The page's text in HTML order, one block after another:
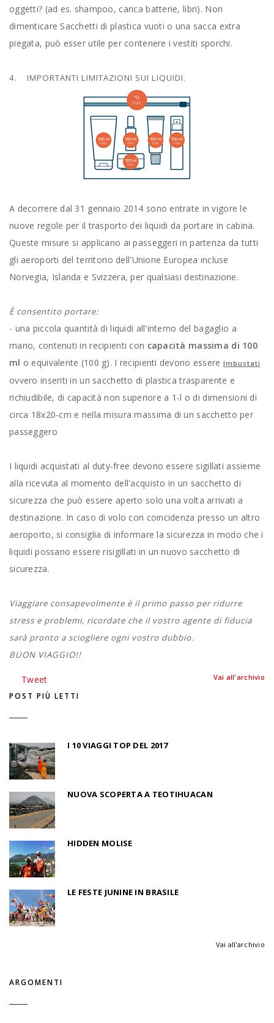
oggetti? (ad es. shampoo, carica batterie, libri). Non
dimenticare Sacchetti di plastica vuoti o una sacca extra
piegata, può esser utile per contenere i vestiti sporchi.
4. IMPORTANTI LIMITAZIONI SUI LIQUIDI.
A decorrere dal 31 gennaio 2014 sono entrate in vigore le
nuove regole per il trasporto dei liquidi da portare in cabina.
Queste misure si applicano ai passeggeri in partenza da tutti
gli aeroporti del territorio dell'Unione Europea incluse
Norvegia, Islanda e Svizzera, per qualsiasi destinazione.
È consentito portare:
- una piccola quantità di liquidi all'interno del bagaglio a
mano, contenuti in recipienti con capacità massima di 100
ml o equivalente (100 g). I recipienti devono essere Imbustati
ovvero inseriti in un sacchetto di plastica trasparente e
richiudibile, di capacità non superiore a 1-l o di dimensioni di
circa 18x20-cm e nella misura massima di un sacchetto per
passeggero
I liquidi acquistati al duty-free devono essere sigillati assieme
alla ricevuta al momento dell'acquisto in un sacchetto di
sicurezza che può essere aperto solo una volta arrivati a
destinazione. In caso di volo con coincidenza presso un altro
aeroporto, si consiglia di informare la sicurezza in modo che i
liquidi possano essere risigillati in un nuovo sacchetto di
sicurezza.
Viaggiare consapevolmente è il primo passo per ridurre
stress e problemi, ricordate che il vostro agente di fiducia
sarà pronto a sciogliere ogni vostro dubbio.
BUON VIAGGIO!!
Vai all'archivio
Tweet
POST PIÙ LETTI
I 10 VIAGGI TOP DEL 2017
NUOVA SCOPERTA A TEOTIHUACAN
HIDDEN MOLISE
LE FESTE JUNINE IN BRASILE
Vai all'archivio
ARGOMENTI